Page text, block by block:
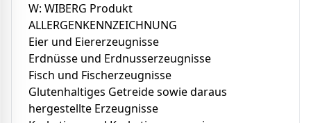
W: WIBERG Produkt
ALLERGENKENNZEICHNUNG
Eier und Eiererzeugnisse
Erdnüsse und Erdnusserzeugnisse
Fisch und Fischerzeugnisse
Glutenhaltiges Getreide sowie daraus
hergestellte Erzeugnisse